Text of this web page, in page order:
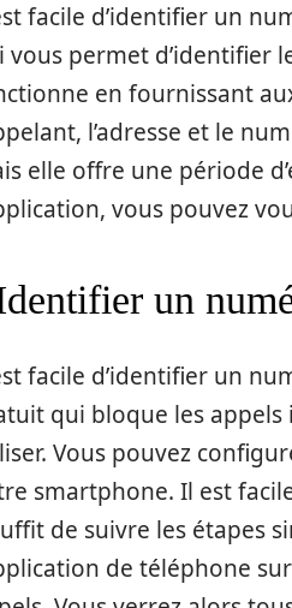
facile d’identifier un
vous permet d’identifier
en fournissant
l’adresse et le
elle offre une période
vous pouvez
un
facile d’identifier un
qui bloque les appels
Vous pouvez
smartphone. Il est
de suivre les étapes
de téléphone